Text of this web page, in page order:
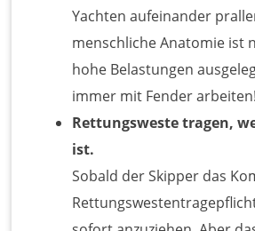
Yachten aufeinander
menschliche Anatomie ist
hohe Belastungen
immer mit Fender arbeiten!
Rettungsweste tragen,
ist.
Sobald der Skipper das